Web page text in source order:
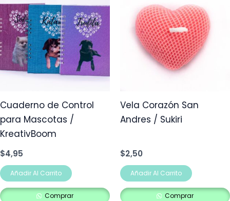
Cuaderno de Control
para Mascotas /
KreativBoom
$4,95
Añadir Al Carrito
Comprar
Vela Corazón San
Andres / Sukiri
$2,50
Añadir Al Carrito
Comprar